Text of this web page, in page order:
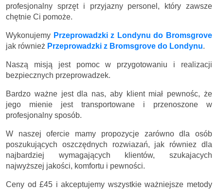
profesjonalny sprzęt i przyjazny personel, który zawsze
chętnie Ci pomoże.
Wykonujemy Przeprowadzki z Londynu do Bromsgrove
jak również Przeprowadzki z Bromsgrove do Londynu.
Naszą misją jest pomoc w przygotowaniu i realizacji
bezpiecznych przeprowadzek.
Bardzo ważne jest dla nas, aby klient miał pewnośc, że
jego mienie jest transportowane i przenoszone w
profesjonalny sposób.
W naszej ofercie mamy propozycje zarówno dla osób
poszukujących oszczędnych rozwiazań, jak równiez dla
najbardziej wymagających klientów, szukajacych
najwyższej jakości, komfortu i pewności.
Ceny od £45 i akceptujemy wszystkie ważniejsze metody